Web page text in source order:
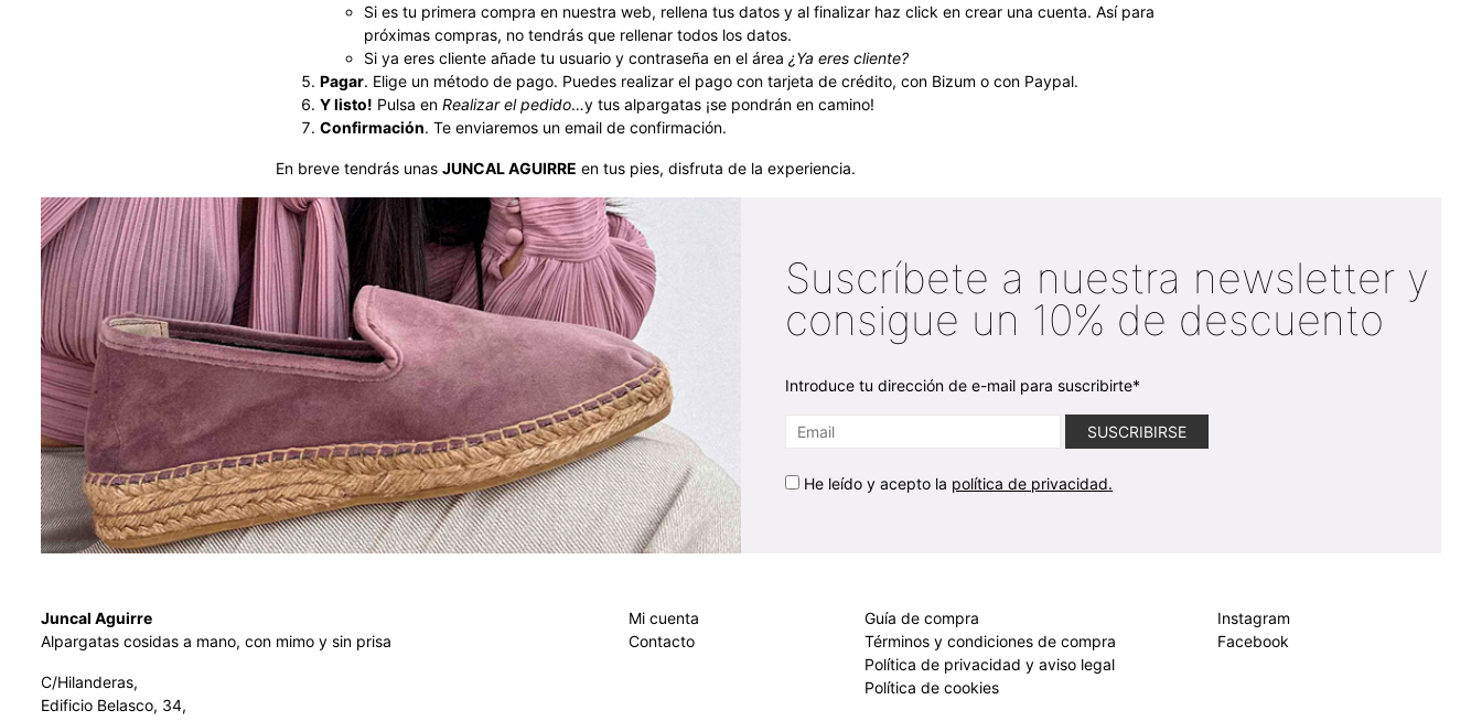
Si es tu primera compra en nuestra web, rellena tus datos y al finalizar haz click en crear una cuenta. Así para
próximas compras, no tendrás que rellenar todos los datos.
Si ya eres cliente añade tu usuario y contraseña en el área¿Ya eres cliente?
Pagar. Elige un método de pago. Puedes realizar el pago con tarjeta de crédito, con Bizum o con Paypal.
Y listo! Pulsa enRealizar el pedido…y tus alpargatas ¡se pondrán en camino!
Confirmación. Te enviaremos un email de confirmación.
En breve tendrás unasJUNCAL AGUIRRE en tus pies, disfruta de la experiencia.
Suscríbete a nuestra newsletter y
consigue un 10% de descuento
Introduce tu dirección de e-mail para suscribirte*
He leído y acepto la política de privacidad.
Juncal Aguirre
Alpargatas cosidas a mano, con mimo y sin prisa
C/Hilanderas,
Edificio Belasco, 34,
Mi cuenta
Contacto
Guía de compra
Términos y condiciones de compra
Política de privacidad y aviso legal
Política de cookies
Instagram
Facebook